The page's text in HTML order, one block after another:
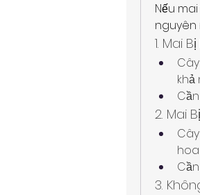
Nếu
nguyên
1. Mai
2. Mai
3.